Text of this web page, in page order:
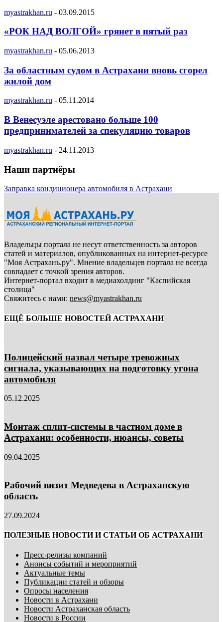
myastrakhan.ru - 03.09.2015
«РОК НАД ВОЛГОЙ» грянет в пятый раз
myastrakhan.ru - 05.06.2013
За областным судом в Астрахани вновь сгорел
жилой дом
myastrakhan.ru - 05.11.2014
В Венесуэле арестовано больше 100
предпринимателей за спекуляцию товаров
myastrakhan.ru - 24.11.2013
Наши партнёры
Заправка кондиционера автомобиля в Астрахани
Владельцы портала не несут ответственность за авторов
статей и материалов, опубликованных на интернет-ресурсе
"Моя Астрахань.ру". Мнение владельцев портала не всегда
совпадает с точкой зрения авторов.
Интернет-портал входит в медиахолдинг "Каспийская
столица"
Свяжитесь с нами: news@myastrakhan.ru
ЕЩЁ БОЛЬШЕ НОВОСТЕЙ АСТРАХАНИ
Полицейский назвал четыре тревожных
сигнала, указывающих на подготовку угона
автомобиля
05.12.2025
Монтаж сплит-системы в частном доме в
Астрахани: особенности, нюансы, советы
09.04.2025
Рабочий визит Медведева в Астраханскую
область
27.09.2024
ПОЛЕЗНЫЕ НОВОСТИ И СТАТЬИ ОБ АСТРАХАНИ
Пресс-релизы компаний
Анонсы событий и мероприятий
Актуальные темы
Публикации статей и обзоры
Опросы населения
Новости в Астрахани
Новости Астраханская область
Новости в России